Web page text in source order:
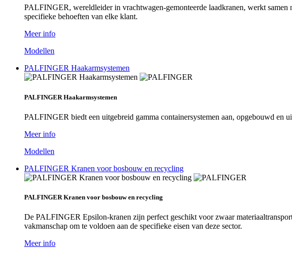
PALFINGER, wereldleider in vrachtwagen-gemonteerde laadkranen, werkt samen
specifieke behoeften van elke klant.
Meer info
Modellen
PALFINGER Haakarmsystemen
PALFINGER Haakarmsystemen
PALFINGER biedt een uitgebreid gamma containersystemen aan, opgebouwd en
Meer info
Modellen
PALFINGER Kranen voor bosbouw en recycling
PALFINGER Kranen voor bosbouw en recycling
De PALFINGER Epsilon-kranen zijn perfect geschikt voor zwaar
vakmanschap om te voldoen aan de specifieke eisen van deze sector.
Meer info